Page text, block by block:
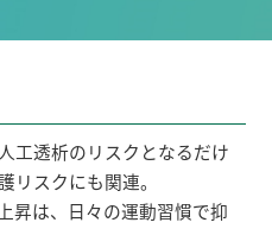
工透析のリスクとなるだけ
リスクにも関連。
昇は、日々の運動習慣で抑